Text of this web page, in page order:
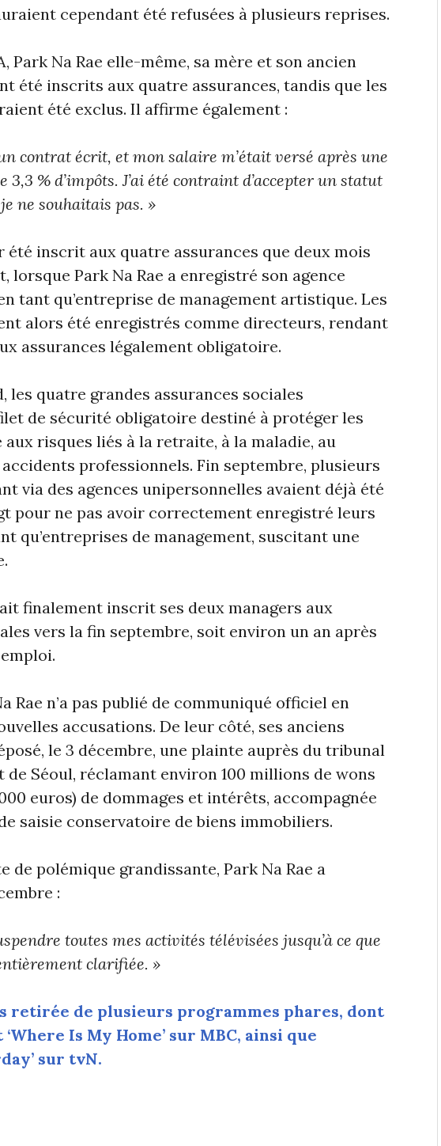
cependant été refusées à plusieurs reprises.
Park Na Rae elle-même, sa mère et son ancien
été inscrits aux quatre assurances, tandis que les
été exclus. Il affirme également :
contrat écrit, et mon salaire m’était versé après une
3,3 % d’impôts. J’ai été contraint d’accepter un statut
ne souhaitais pas. »
été inscrit aux quatre assurances que deux mois
lorsque Park Na Rae a enregistré son agence
tant qu’entreprise de management artistique. Les
alors été enregistrés comme directeurs, rendant
assurances légalement obligatoire.
les quatre grandes assurances sociales
de sécurité obligatoire destiné à protéger les
risques liés à la retraite, à la maladie, au
professionnels. Fin septembre, plusieurs
via des agences unipersonnelles avaient déjà été
pour ne pas avoir correctement enregistré leurs
qu’entreprises de management, suscitant une
finalement inscrit ses deux managers aux
vers la fin septembre, soit environ un an après
Rae n’a pas publié de communiqué officiel en
accusations. De leur côté, ses anciens
le 3 décembre, une plainte auprès du tribunal
Séoul, réclamant environ 100 millions de wons
euros) de dommages et intérêts, accompagnée
saisie conservatoire de biens immobiliers.
de polémique grandissante, Park Na Rae a
:
toutes mes activités télévisées jusqu’à ce que
clarifiée. »
retirée de plusieurs programmes phares, dont
‘Where Is My Home’ sur MBC, ainsi que
sur tvN.